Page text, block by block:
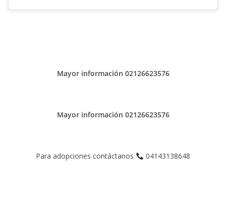
Mayor información 02126623576
Mayor información 02126623576
Para adopciones contáctanos 04143138648